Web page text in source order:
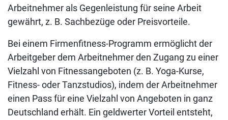
Arbeitnehmer als Gegenleistung für seine Arbeit
gewährt, z. B. Sachbezüge oder Preisvorteile.
Bei einem Firmenfitness-Programm ermöglicht der
Arbeitgeber dem Arbeitnehmer den Zugang zu einer
Vielzahl von Fitnessangeboten (z. B. Yoga-Kurse,
Fitness- oder Tanzstudios), indem der Arbeitnehmer
einen Pass für eine Vielzahl von Angeboten in ganz
Deutschland erhält. Ein geldwerter Vorteil entsteht,